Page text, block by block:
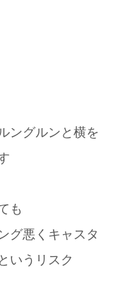
ングルンと横を
も
グ悪くキャスタ
いうリスク